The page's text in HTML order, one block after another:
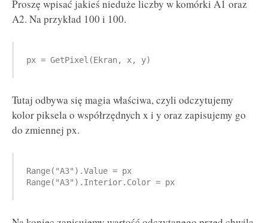
Proszę wpisać jakieś nieduże liczby w komórki A1 oraz
A2. Na przykład 100 i 100.
px = GetPixel(Ekran, x, y)
Tutaj odbywa się magia właściwa, czyli odczytujemy
kolor piksela o współrzędnych x i y oraz zapisujemy go
do zmiennej px.
Range("A3").Value = px
Range("A3").Interior.Color = px